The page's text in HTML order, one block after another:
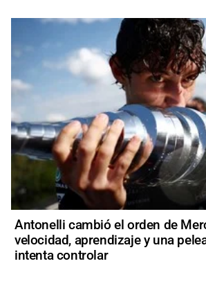
Antonelli cambió el orden de
velocidad, aprendizaje y una
intenta controlar